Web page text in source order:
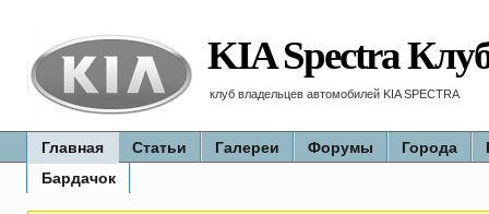
KIA Spectra
клуб владельцев автомобилей KIA SPECTRA
Главная Статьи Галереи Форумы Города
Бардачок